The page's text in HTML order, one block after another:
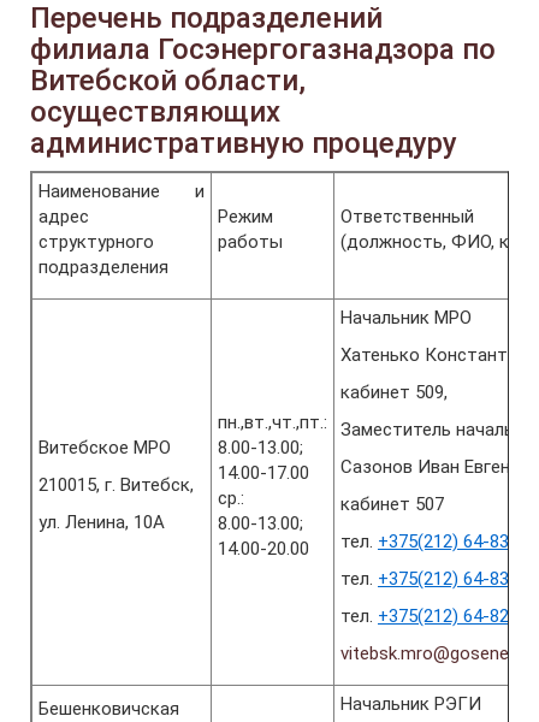
Перечень подразделений
филиала Госэнергогазнадзора по
Витебской области,
осуществляющих
административную процедуру
Наименование и
адрес
структурного
подразделения
Режим
работы
Ответственный
(должность, ФИО,
Витебское МРО
210015, г. Витебск,
ул. Ленина, 10А
пн.,вт.,чт.,пт.:
8.00-13.00;
14.00-17.00
ср.:
8.00-13.00;
14.00-20.00
Начальник МРО
Хатенько Константин
кабинет 509,
Заместитель
Сазонов Иван
кабинет 507
тел. +375(212) 64-83-19
тел. +375(212) 64-83-37
тел. +375(212) 64-82-56
Бешенковичская
Начальник РЭГИ